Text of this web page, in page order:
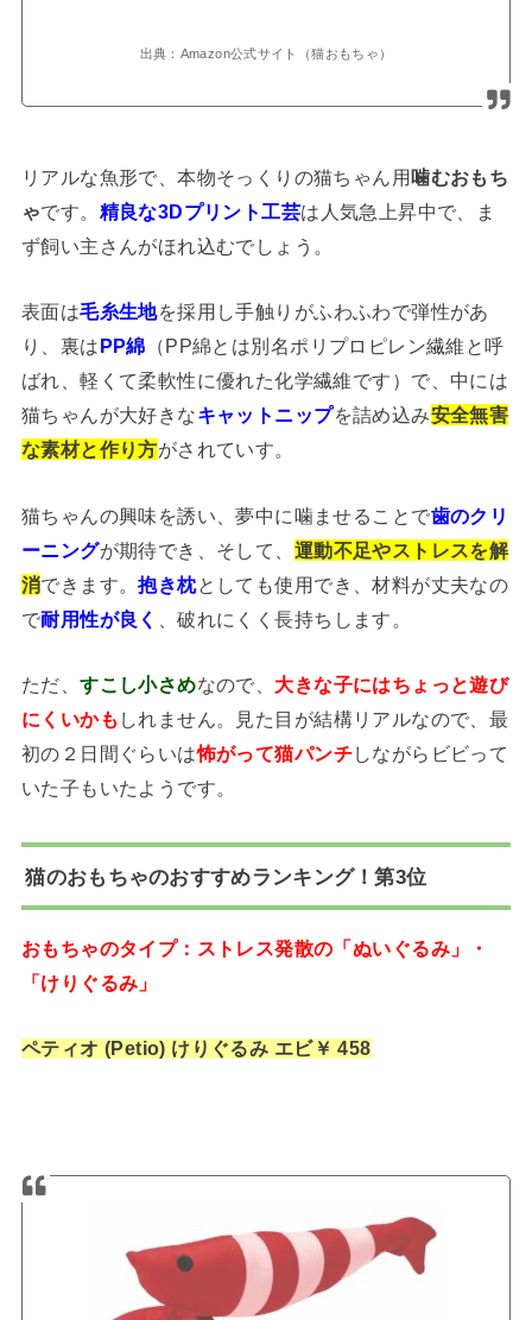
出典：Amazon公式サイト（猫おもちゃ）
リアルな魚形で、本物そっくりの猫ちゃん用噛むおもち
ゃです。 精良な3Dプリント工芸は人気急上昇中で、ま
ず飼い主さんがほれ込むでしょう。
表面は毛糸生地を採用し手触りがふわふわで弾性があ
り、裏はPP綿 （PP綿とは別名ポリプロピレン繊維と呼
ばれ、軽くて柔軟性に優れた化学繊維です）で、中には
猫ちゃんが大好きなキャットニップを詰め込み安全無害
な素材と作り方がされていす。
猫ちゃんの興味を誘い、夢中に噛ませることで歯のクリ
ーニングが期待でき、そして、 運動不足やストレスを解
消できます。抱き枕としても使用でき、材料が丈夫なの
で耐用性が良く 、破れにくく長持ちします。
ただ、すこし小さめなので、 大きな子にはちょっと遊び
にくいかも しれません。見た目が結構リアルなので、最
初の２日間ぐらいは怖がって猫パンチしながらビビって
いた子もいたようです。
猫のおもちゃのおすすめランキング！第3位
おもちゃのタイプ：ストレス発散の「ぬいぐるみ」・
「けりぐるみ」
ペティオ (Petio) けりぐるみ エビ￥ 458